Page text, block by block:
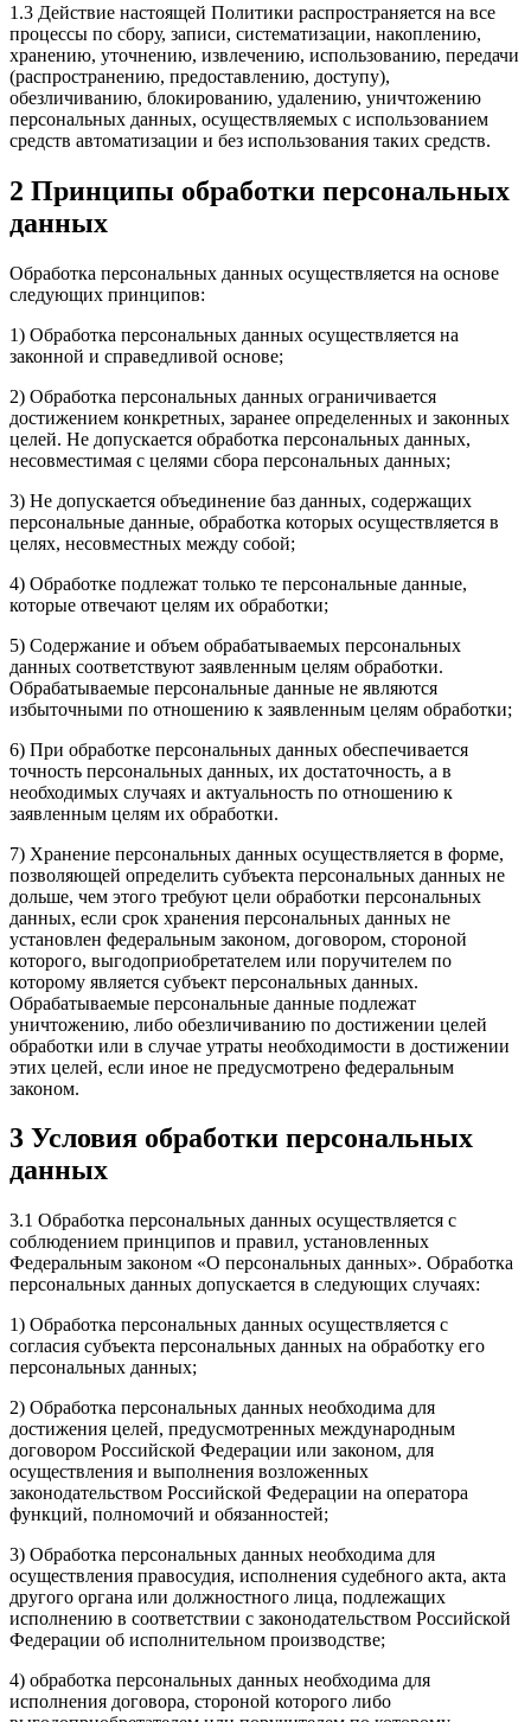
1.3 Действие настоящей Политики распространяется на все
процессы по сбору, записи, систематизации, накоплению,
хранению, уточнению, извлечению, использованию, передачи
(распространению, предоставлению, доступу),
обезличиванию, блокированию, удалению, уничтожению
персональных данных, осуществляемых с использованием
средств автоматизации и без использования таких средств.
2 Принципы обработки персональных
данных
Обработка персональных данных осуществляется на основе
следующих принципов:
1) Обработка персональных данных осуществляется на
законной и справедливой основе;
2) Обработка персональных данных ограничивается
достижением конкретных, заранее определенных и законных
целей. Не допускается обработка персональных данных,
несовместимая с целями сбора персональных данных;
3) Не допускается объединение баз данных, содержащих
персональные данные, обработка которых осуществляется в
целях, несовместных между собой;
4) Обработке подлежат только те персональные данные,
которые отвечают целям их обработки;
5) Содержание и объем обрабатываемых персональных
данных соответствуют заявленным целям обработки.
Обрабатываемые персональные данные не являются
избыточными по отношению к заявленным целям обработки;
6) При обработке персональных данных обеспечивается
точность персональных данных, их достаточность, а в
необходимых случаях и актуальность по отношению к
заявленным целям их обработки.
7) Хранение персональных данных осуществляется в форме,
позволяющей определить субъекта персональных данных не
дольше, чем этого требуют цели обработки персональных
данных, если срок хранения персональных данных не
установлен федеральным законом, договором, стороной
которого, выгодоприобретателем или поручителем по
которому является субъект персональных данных.
Обрабатываемые персональные данные подлежат
уничтожению, либо обезличиванию по достижении целей
обработки или в случае утраты необходимости в достижении
этих целей, если иное не предусмотрено федеральным
законом.
3 Условия обработки персональных
данных
3.1 Обработка персональных данных осуществляется с
соблюдением принципов и правил, установленных
Федеральным законом «О персональных данных». Обработка
персональных данных допускается в следующих случаях:
1) Обработка персональных данных осуществляется с
согласия субъекта персональных данных на обработку его
персональных данных;
2) Обработка персональных данных необходима для
достижения целей, предусмотренных международным
договором Российской Федерации или законом, для
осуществления и выполнения возложенных
законодательством Российской Федерации на оператора
функций, полномочий и обязанностей;
3) Обработка персональных данных необходима для
осуществления правосудия, исполнения судебного акта, акта
другого органа или должностного лица, подлежащих
исполнению в соответствии с законодательством Российской
Федерации об исполнительном производстве;
4) обработка персональных данных необходима для
исполнения договора, стороной которого либо